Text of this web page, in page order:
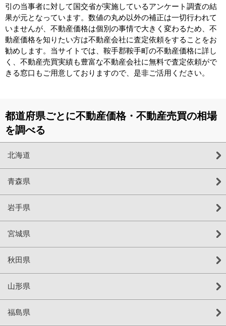
引の当事者に対して国交省が実施しているアンケート調査の結
果が元となっています。数値の丸め以外の補正は一切行われて
いませんが、不動産価格は個別の事情で大きく変わるため、不
動産価格を知りたい方は不動産会社に査定依頼をすることをお
勧めします。当サイトでは、鞍手郡鞍手町の不動産価格に詳し
く、不動産売買実績も豊富な不動産会社に無料で査定依頼がで
きる窓口もご用意しておりますので、是非ご活用ください。
都道府県ごとに不動産価格・不動産売買の相場
を調べる
北海道
青森県
岩手県
宮城県
秋田県
山形県
福島県